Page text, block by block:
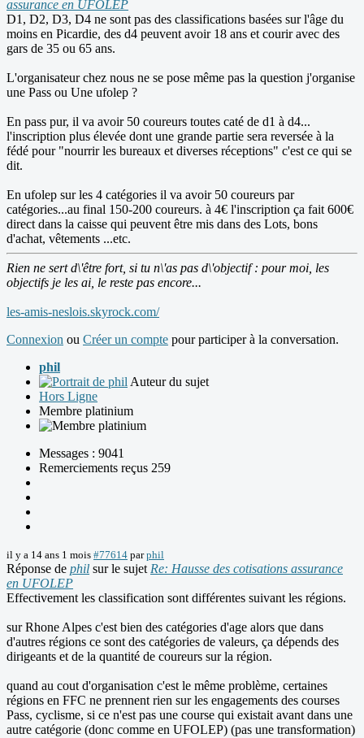
assurance en UFOLEP
D1, D2, D3, D4 ne sont pas des classifications basées sur l'âge du
moins en Picardie, des d4 peuvent avoir 18 ans et courir avec des
gars de 35 ou 65 ans.
L'organisateur chez nous ne se pose même pas la question j'organise
une Pass ou Une ufolep ?
En pass pur, il va avoir 50 coureurs toutes caté de d1 à d4...
l'inscription plus élevée dont une grande partie sera reversée à la
fédé pour "nourrir les bureaux et diverses réceptions" c'est ce qui se
dit.
En ufolep sur les 4 catégories il va avoir 50 coureurs par
catégories...au final 150-200 coureurs. à 4€ l'inscription ça fait 600€
direct dans la caisse qui peuvent être mis dans des Lots, bons
d'achat, vêtements ...etc.
Rien ne sert d\'être fort, si tu n\'as pas d\'objectif : pour moi, les
objectifs je les ai, le reste pas encore...
les-amis-neslois.skyrock.com/
Connexion ou Créer un compte pour participer à la conversation.
phil
Auteur du sujet
Hors Ligne
Membre platinium
Messages : 9041
Remerciements reçus 259
il y a 14 ans 1 mois #77614 parphil
Réponse de phil sur le sujet Re: Hausse des cotisations assurance
en UFOLEP
Effectivement les classification sont différentes suivant les régions.
sur Rhone Alpes c'est bien des catégories d'age alors que dans
d'autres régions ce sont des catégories de valeurs, ça dépends des
dirigeants et de la quantité de coureurs sur la région.
quand au cout d'organisation c'est le même problème, certaines
régions en FFC ne prennent rien sur les engagements des courses
Pass, cyclisme, si ce n'est pas une course qui existait avant dans une
autre catégorie (donc comme en UFOLEP) (pas une transformation)